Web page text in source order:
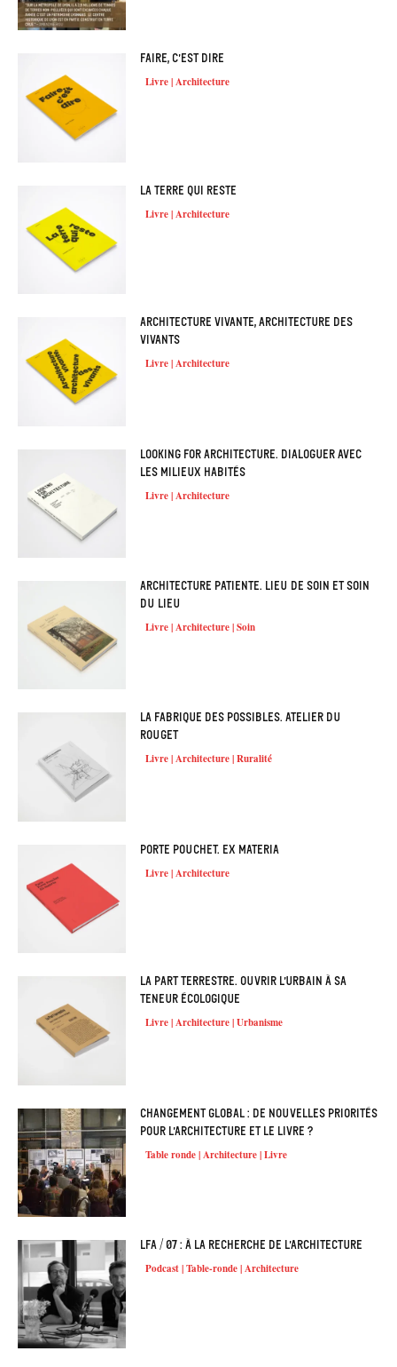
Faire, c’est dire
Livre | Architecture
La Terre qui reste
Livre | Architecture
Architecture vivante, architecture des
vivants
Livre | Architecture
Looking for architecture. Dialoguer avec
les milieux habités
Livre | Architecture
Architecture patiente. Lieu de soin et soin
du lieu
Livre | Architecture | Soin
La fabrique des possibles. Atelier du
Rouget
Livre | Architecture | Ruralité
Porte Pouchet. Ex materia
Livre | Architecture
La part terrestre. Ouvrir l’urbain à sa
teneur écologique
Livre | Architecture | Urbanisme
Changement global : de nouvelles priorités
pour l’architecture et le livre ?
Table ronde | Architecture | Livre
LFA / 07 : À la recherche de l’architecture
Podcast | Table-ronde | Architecture